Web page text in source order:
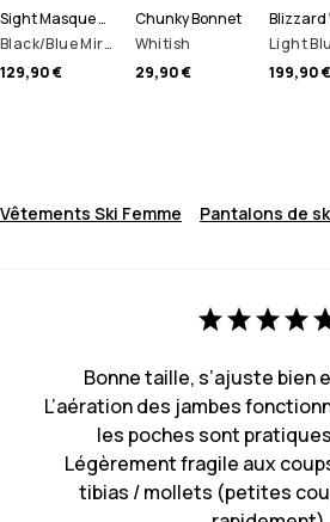
Sight Masque de ski
Black/Blue Mirror
129,90 €
Chunky Bonnet
Whitish
29,90 €
Light
199,90 €
Vêtements Ski Femme Pantalons de
Bonne taille, s’ajuste bien
L’aération des jambes
les poches sont
Légèrement fragile aux
tibias / mollets (petites